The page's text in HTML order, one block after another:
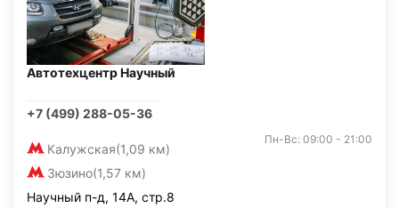
Автотехцентр Научный
+7 (499) 288-05-36
Калужская(1,09 км)
Зюзино(1,57 км)
Пн-Вс: 09:00 - 21:00
Научный п-д, 14А, стр.8